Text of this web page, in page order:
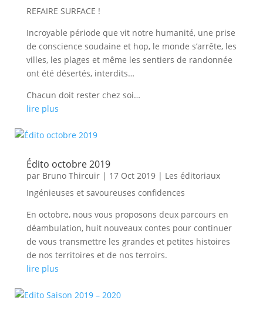
REFAIRE SURFACE !
Incroyable période que vit notre humanité, une prise
de conscience soudaine et hop, le monde s’arrête, les
villes, les plages et même les sentiers de randonnée
ont été désertés, interdits…
Chacun doit rester chez soi…
lire plus
Édito octobre 2019
par Bruno Thircuir| 17 Oct 2019| Les éditoriaux
Ingénieuses et savoureuses confidences
En octobre, nous vous proposons deux parcours en
déambulation, huit nouveaux contes pour continuer
de vous transmettre les grandes et petites histoires
de nos territoires et de nos terroirs.
lire plus